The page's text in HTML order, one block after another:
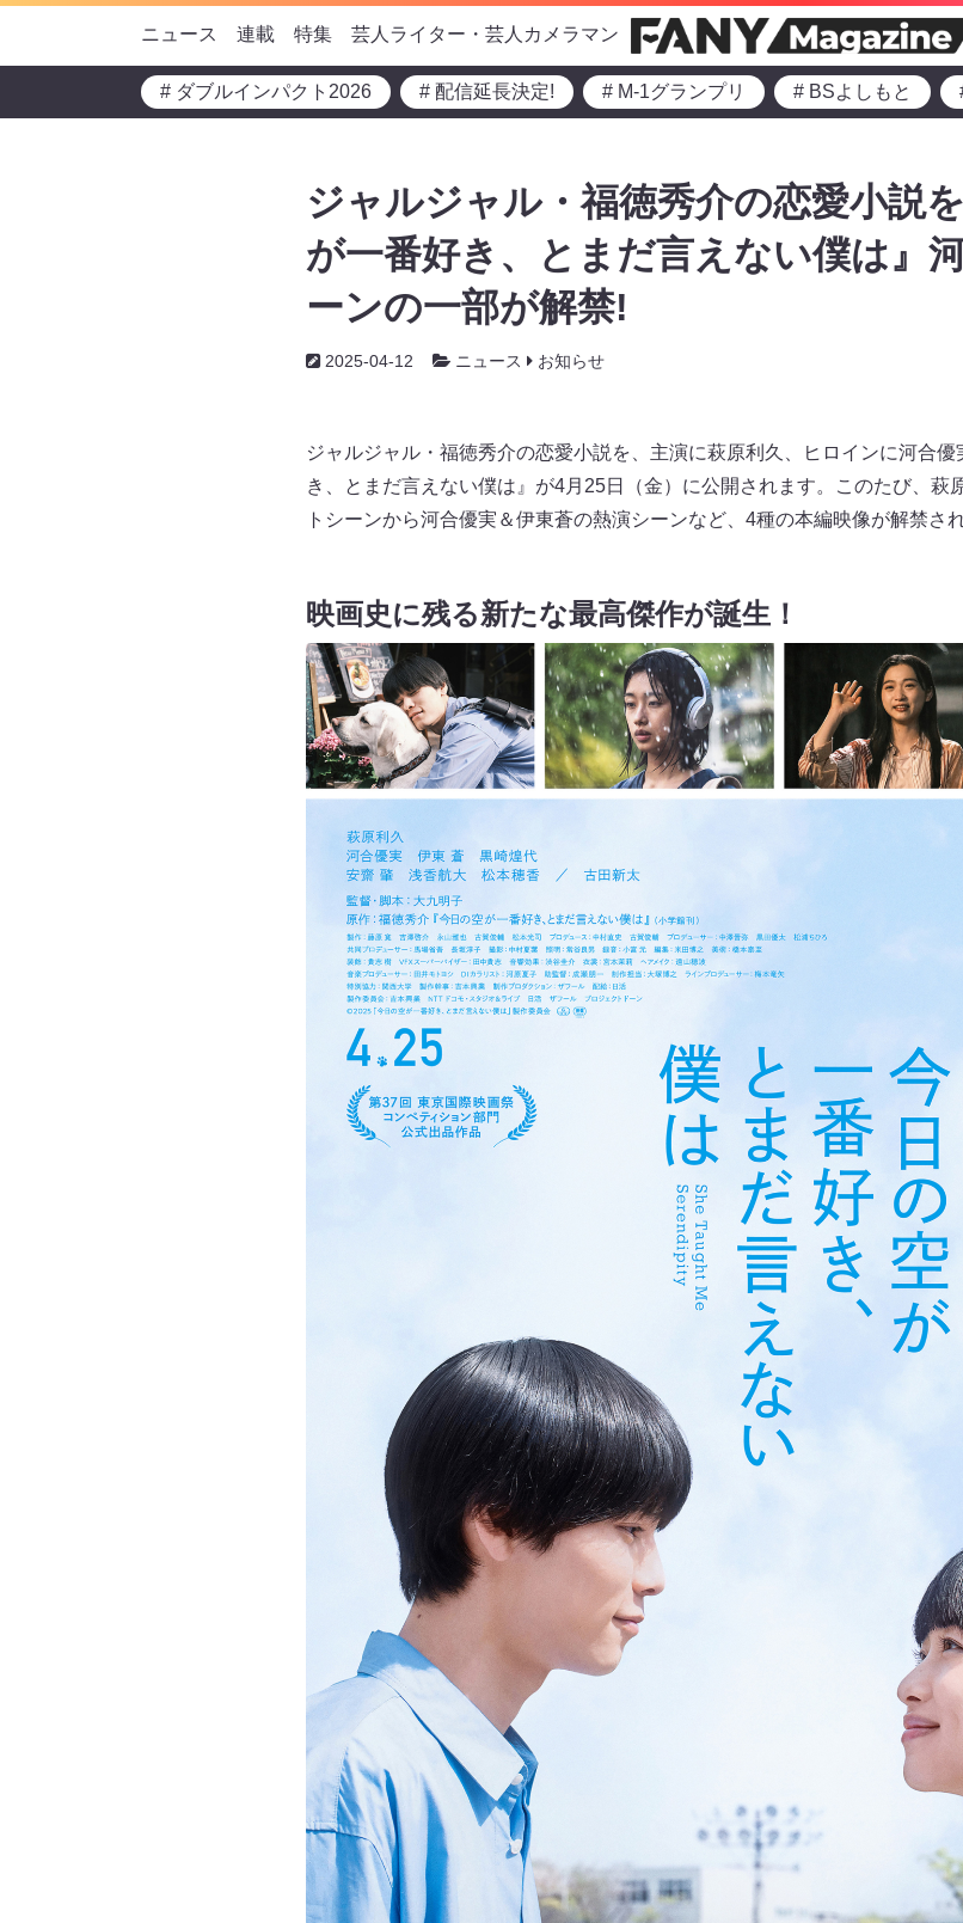
ニュース 連載 特集 芸人ライター・芸人カメラマン
# ダブルインパクト2026 # 配信延長決定! # M-1グランプリ # BSよしもと
ジャルジャル・福徳秀介の恋愛小説
が一番好き、とまだ言えない僕は』
ーンの一部が解禁!
2025-04-12 ニュース お知らせ
ジャルジャル・福徳秀介の恋愛小説を、主演に萩原利久、ヒロインに河合
き、とまだ言えない僕は』が4月25日（金）に公開されます。このたび、萩
トシーンから河合優実＆伊東蒼の熱演シーンなど、4種の本編映像が解禁され
映画史に残る新たな最高傑作が誕生！